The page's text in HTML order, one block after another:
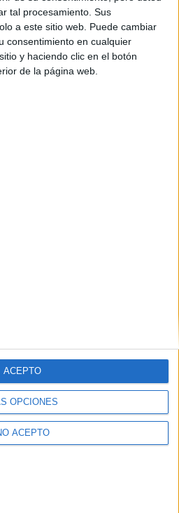
tal procesamiento. Sus
a este sitio web. Puede cambiar
consentimiento en cualquier
y haciendo clic en el botón
de la página web.
OPCIONES
ACEPTO
ACEPTO
regístratepara enviar comentarios